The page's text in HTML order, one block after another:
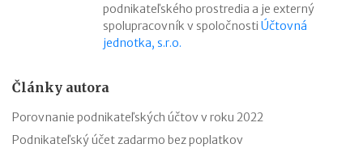
podnikateľského prostredia a je externý
spolupracovník v spoločnosti Účtovná
jednotka, s.r.o.
Články autora
Porovnanie podnikateľských účtov v roku 2022
Podnikateľský účet zadarmo bez poplatkov